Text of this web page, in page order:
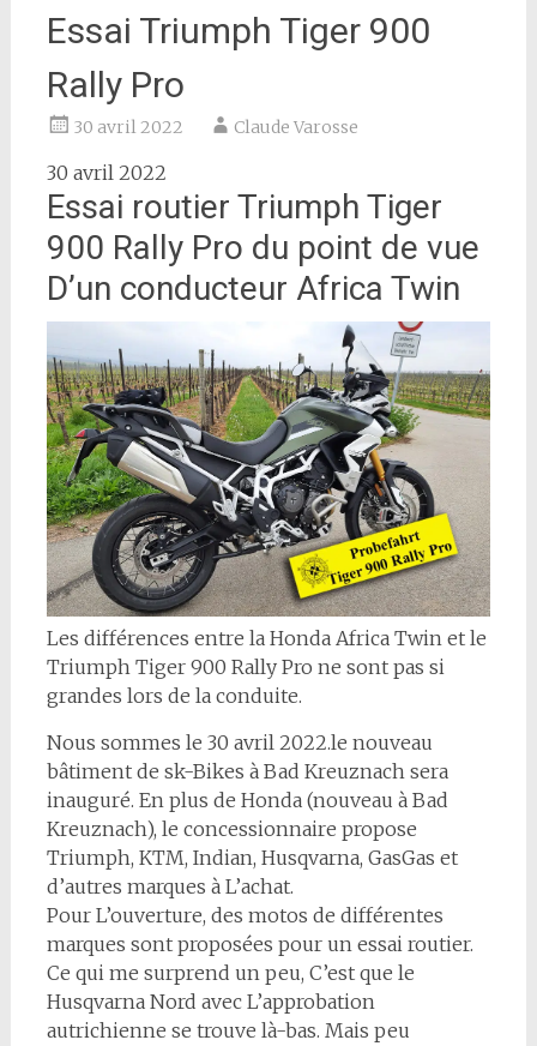
Essai Triumph Tiger 900
Rally Pro
30 avril 2022 Claude Varosse
30 avril 2022
Essai routier Triumph Tiger
900 Rally Pro du point de vue
D’un conducteur Africa Twin
Les différences entre la Honda Africa Twin et le
Triumph Tiger 900 Rally Pro ne sont pas si
grandes lors de la conduite.
Nous sommes le 30 avril 2022.le nouveau
bâtiment de sk-Bikes à Bad Kreuznach sera
inauguré. En plus de Honda (nouveau à Bad
Kreuznach), le concessionnaire propose
Triumph, KTM, Indian, Husqvarna, GasGas et
d’autres marques à L’achat.
Pour L’ouverture, des motos de différentes
marques sont proposées pour un essai routier.
Ce qui me surprend un peu, C’est que le
Husqvarna Nord avec L’approbation
autrichienne se trouve là-bas. Mais peu